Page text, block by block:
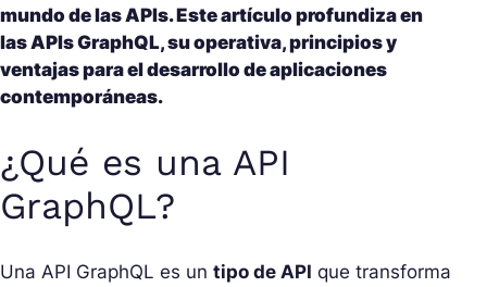
mundo de las APIs. Este artículo profundiza en
las APIs GraphQL, su operativa, principios y
ventajas para el desarrollo de aplicaciones
contemporáneas.
¿Qué es una API
GraphQL?
Una API GraphQL es un tipo de API que transforma